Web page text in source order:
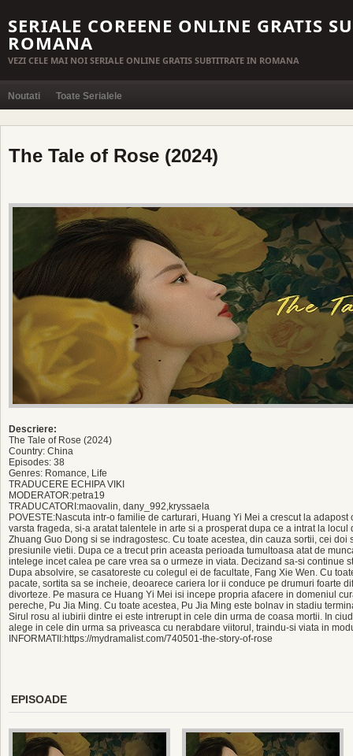
SERIALE COREENE ONLINE GRATIS
ROMANA
VEZI CELE MAI NOI SERIALE ONLINE GRATIS SUBTITRATE IN ROMANA
Noutati Toate Serialele
The Tale of Rose (2024)
Descriere:
The Tale of Rose (2024)
Country: China
Episodes: 38
Genres: Romance, Life
TRADUCERE ECHIPA VIKI
MODERATOR:petra19
TRADUCATORI:maovalin, dany_992,kryssaela
POVESTE:Nascuta intr-o familie de carturari, Huang Yi Mei a crescut la
varsta frageda, si-a aratat talentele in arte si a prosperat dupa ce a intrat la
Zhuang Guo Dong si se indragostesc. Cu toate acestea, din cauza sortii, cei doi
presiunile vietii. Dupa ce a trecut prin aceasta perioada tumultoasa atat de
intelege incet calea pe care vrea sa o urmeze in viata. Decizand sa-si continue
Dupa absolvire, se casatoreste cu colegul ei de facultate, Fang Xie Wen. Cu
pacate, sortita sa se incheie, deoarece cariera lor ii conduce pe drumuri foarte
divorteze. Pe masura ce Huang Yi Mei isi incepe propria afacere in domeniul
pereche, Pu Jia Ming. Cu toate acestea, Pu Jia Ming este bolnav in stadiu
Sirul rosu al iubirii dintre ei este intrerupt in cele din urma de coasa mortii. In
alege in cele din urma sa priveasca cu nerabdare viitorul, traindu-si viata in
INFORMATII:https://mydramalist.com/740501-the-story-of-rose
EPISOADE